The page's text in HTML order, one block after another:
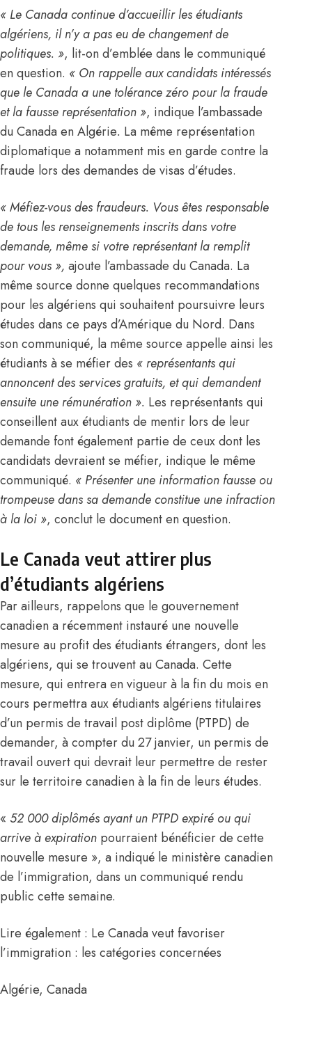
« Le Canada continue d’accueillir les étudiants
algériens, il n’y a pas eu de changement de
politiques. », lit-on d’emblée dans le communiqué
en question. « On rappelle aux candidats intéressés
que le Canada a une tolérance zéro pour la fraude
et la fausse représentation », indique l’ambassade
du Canada en Algérie. La même représentation
diplomatique a notamment mis en garde contre la
fraude lors des demandes de visas d’études.
« Méfiez-vous des fraudeurs. Vous êtes responsable
de tous les renseignements inscrits dans votre
demande, même si votre représentant la remplit
pour vous », ajoute l’ambassade du Canada. La
même source donne quelques recommandations
pour les algériens qui souhaitent poursuivre leurs
études dans ce pays d’Amérique du Nord. Dans
son communiqué, la même source appelle ainsi les
étudiants à se méfier des « représentants qui
annoncent des services gratuits, et qui demandent
ensuite une rémunération ». Les représentants qui
conseillent aux étudiants de mentir lors de leur
demande font également partie de ceux dont les
candidats devraient se méfier, indique le même
communiqué. « Présenter une information fausse ou
trompeuse dans sa demande constitue une infraction
à la loi », conclut le document en question.
Le Canada veut attirer plus
d’étudiants algériens
Par ailleurs, rappelons que le gouvernement
canadien a récemment instauré une nouvelle
mesure au profit des étudiants étrangers, dont les
algériens, qui se trouvent au Canada. Cette
mesure, qui entrera en vigueur à la fin du mois en
cours permettra aux étudiants algériens titulaires
d’un permis de travail post diplôme (PTPD) de
demander, à compter du 27 janvier, un permis de
travail ouvert qui devrait leur permettre de rester
sur le territoire canadien à la fin de leurs études.
« 52 000diplômés ayant un PTPD expiré ou qui
arrive à expiration pourraient bénéficier de cette
nouvelle mesure », a indiqué le ministère canadien
de l’immigration, dans un communiqué rendu
public cette semaine.
Lire également : Le Canada veut favoriser
l’immigration : les catégories concernées
Algérie, Canada